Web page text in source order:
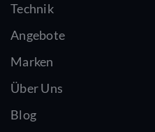
Technik
Angebote
Marken
Über Uns
Blog